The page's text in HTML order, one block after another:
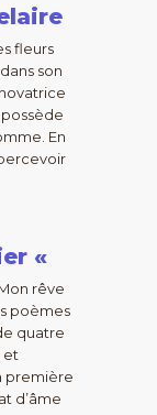
fleurs
son
En
«
rêve
poèmes
quatre
et
première
d’âme